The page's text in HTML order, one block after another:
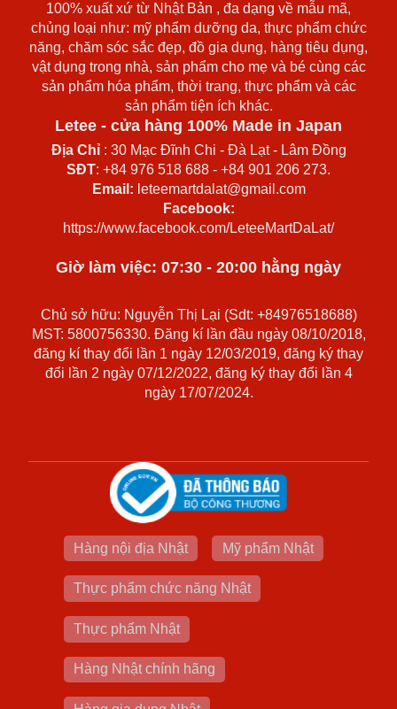
100% xuất xứ từ Nhật Bản , đa dạng về mẫu mã,
chủng loại như: mỹ phẩm dưỡng da, thực phẩm chức
năng, chăm sóc sắc đẹp, đồ gia dụng, hàng tiêu dụng,
vật dụng trong nhà, sản phẩm cho mẹ và bé cùng các
sản phẩm hóa phẩm, thời trang, thực phẩm và các
sản phẩm tiện ích khác.
Letee - cửa hàng 100% Made in Japan
Địa Chỉ: 30 Mạc Đĩnh Chi - Đà Lạt - Lâm Đồng
SĐT: +84 976 518 688 - +84 901 206 273.
Email: leteemartdalat@gmail.com
Facebook:
https://www.facebook.com/LeteeMartDaLat/
Giờ làm việc: 07:30 - 20:00 hằng ngày
Chủ sở hữu: Nguyễn Thị Lại (Sdt: +84976518688)
MST: 5800756330. Đăng kí lần đầu ngày 08/10/2018,
đăng kí thay đổi lần 1 ngày 12/03/2019, đăng ký thay
đổi lần 2 ngày 07/12/2022, đăng ký thay đổi lần 4
ngày 17/07/2024.
Hàng nội địa Nhật Mỹ phẩm Nhật
Thực phẩm chức năng Nhật
Thực phẩm Nhật
Hàng Nhật chính hãng